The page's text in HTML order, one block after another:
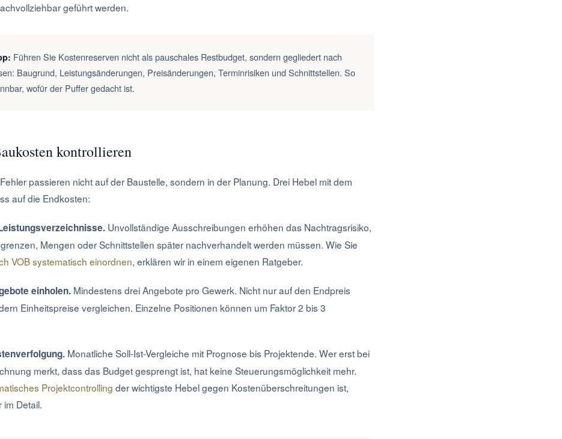
geführt werden.
Führen Sie Kostenreserven nicht als pauschales Restbudget, sondern gegliedert nach
Baugrund, Leistungsänderungen, Preisänderungen, Terminrisiken und Schnittstellen. So
wofür der Puffer gedacht ist.
kontrollieren
passieren nicht auf der Baustelle, sondern in der Planung. Drei Hebel mit dem
auf die Endkosten:
Unvollständige Ausschreibungen erhöhen das Nachtragsrisiko,
Mengen oder Schnittstellen später nachverhandelt werden müssen. Wie Sie
VOB systematisch einordnen, erklären wir in einem eigenen Ratgeber.
einholen. Mindestens drei Angebote pro Gewerk. Nicht nur auf den Endpreis
Einheitspreise vergleichen. Einzelne Positionen können um Faktor 2 bis 3
Monatliche Soll-Ist-Vergleiche mit Prognose bis Projektende. Wer erst bei
merkt, dass das Budget gesprengt ist, hat keine Steuerungsmöglichkeit mehr.
Projektcontrolling der wichtigste Hebel gegen Kostenüberschreitungen ist,
im Detail.